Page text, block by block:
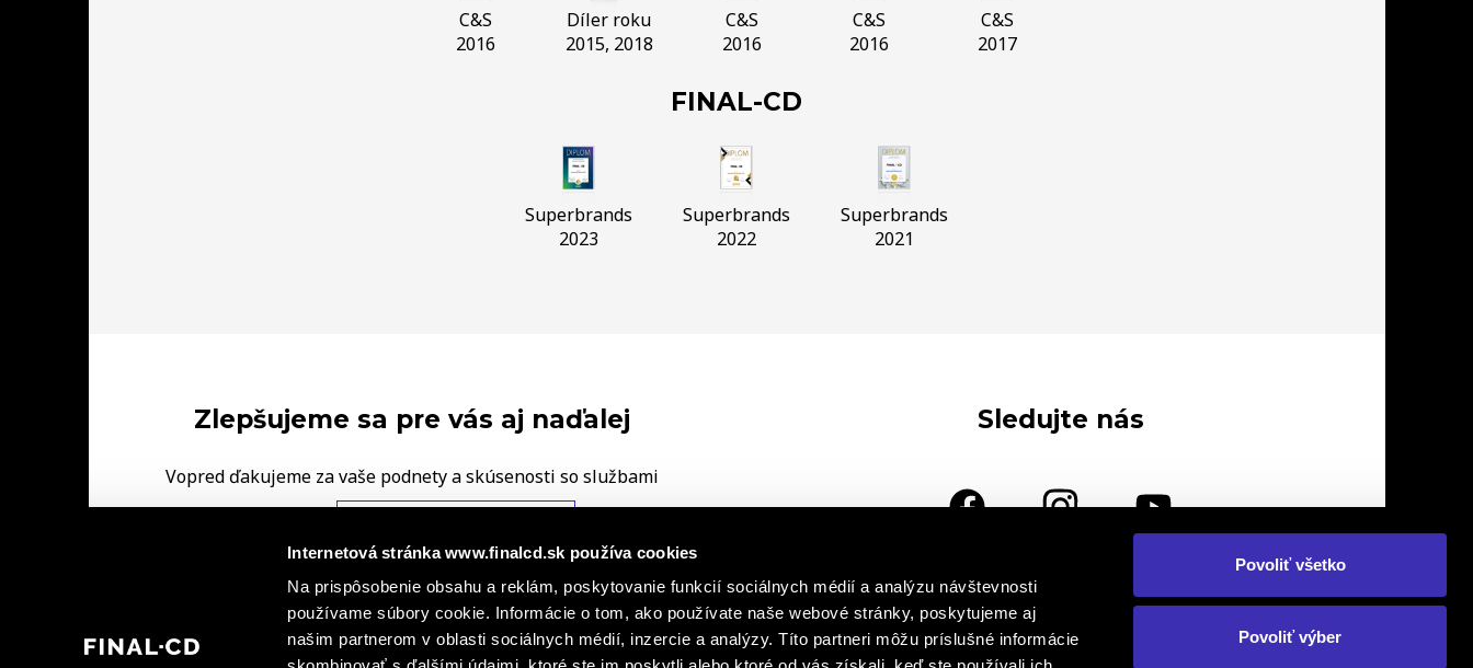
Internetová stránka www.finalcd.sk používa cookies
Na prispôsobenie obsahu a reklám, poskytovanie funkcií sociálnych médií a analýzu návštevnosti
používame súbory cookie. Informácie o tom, ako používate naše webové stránky, poskytujeme aj
našim partnerom v oblasti sociálnych médií, inzercie a analýzy. Títo partneri môžu príslušné informácie
Povoliť všetko
Povoliť výber
C&S
2016
Díler roku
2015, 2018
C&S
2016
C&S
2016
C&S
2017
FINAL-CD
Superbrands
2023
Superbrands
2022
Superbrands
2021
Zlepšujeme sa pre vás aj naďalej
Vopred ďakujeme za vaše podnety a skúsenosti so službami
FINAL‑CD.
Ochrana osobných údajov |Informácie o kamerových záznamoch|Základné časti
dohody spoločných prevádzkovateľov|Informácie o súboroch cookies
Sledujte nás
alebo nás navštívte osobne